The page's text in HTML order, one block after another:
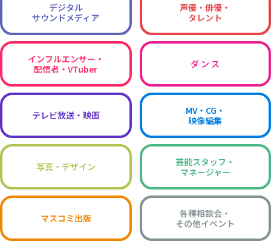
デジタル
サウンドメディア
声優・俳優・
タレント
インフルエンサー・
配信者・VTuber
ダ ン ス
テレビ放送・映画
MV・CG・
映像編集
写真・デザイン
芸能スタッフ・
マネージャー
マスコミ出版
各種相談会・
その他イベント